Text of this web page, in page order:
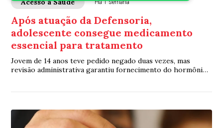
Acesso à Saúde Há 1 semana
Após atuação da Defensoria,
adolescente consegue medicamento
essencial para tratamento
Jovem de 14 anos teve pedido negado duas vezes, mas
revisão administrativa garantiu fornecimento do hormônio